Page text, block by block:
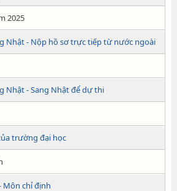
2025
Nhật - Nộp hồ sơ trực tiếp từ nước ngoài
Nhật - Sang Nhật để dự thi
trường đại học
Môn chỉ định